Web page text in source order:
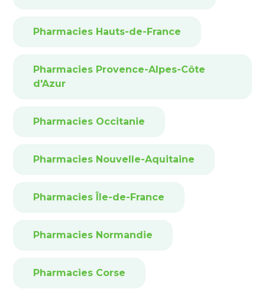
Pharmacies Hauts-de-France
Pharmacies Provence-Alpes-Côte
d'Azur
Pharmacies Occitanie
Pharmacies Nouvelle-Aquitaine
Pharmacies Île-de-France
Pharmacies Normandie
Pharmacies Corse